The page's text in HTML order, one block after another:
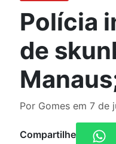
Polícia
de
Por Gomes em 7 de
Compartilhe